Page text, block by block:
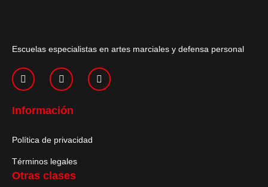
Escuelas especialistas en artes marciales y defensa personal
Información
Política de privacidad
Términos legales
Otras clases